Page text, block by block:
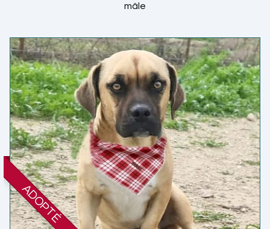
mâle
ADOPTÉ